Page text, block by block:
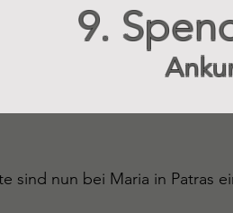
9.
sind nun bei Maria in Patras